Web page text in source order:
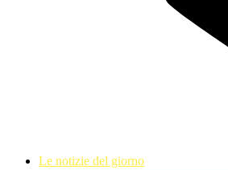
Le notizie del giorno